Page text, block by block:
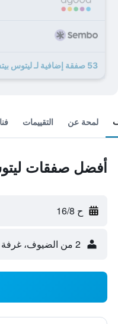
53 صفقة إضافية لـ ليتوس بيتش
لمحة عن التقييمات
أفضل صفقات
ح 16/8
2 من الضيوف، غرفة واحدة